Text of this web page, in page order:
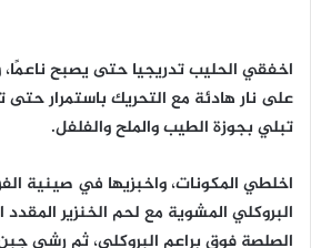
اخفقي الحليب تدريجيا حتى يصبح ناعمًا،
على نار هادئة مع التحريك باستمرار
تبلي بجوزة الطيب والملح والفلفل.
اخلطي المكونات، واخبزيها في صينية
البروكلي المشوية مع لحم الخنزير
الصلصة فوق براعم البروكلي، ثم رشي جبن